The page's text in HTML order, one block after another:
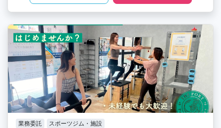
業務委託 スポーツジム・施設